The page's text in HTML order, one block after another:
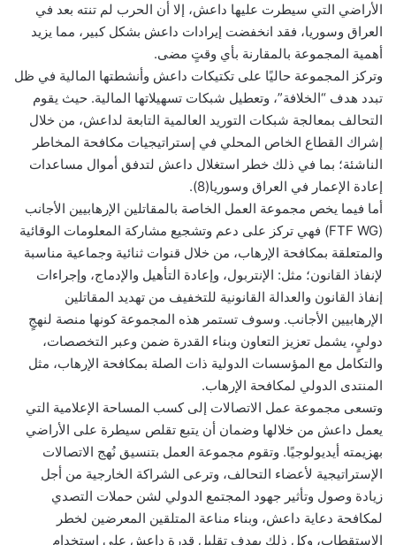
الأراضي التي سيطرت عليها داعش، إلا أن الحرب لم تنته بعد في
العراق وسوريا، فقد انخفضت إيرادات داعش بشكل كبير، مما يزيد
أهمية المجموعة بالمقارنة بأي وقتٍ مضى.
وتركز المجموعة حاليًا على تكتيكات داعش وأنشطتها المالية في ظل
تبدد هدف “الخلافة”، وتعطيل شبكات تسهيلاتها المالية. حيث يقوم
التحالف بمعالجة شبكات التوريد العالمية التابعة لداعش، من خلال
إشراك القطاع الخاص المحلي في إستراتيجيات مكافحة المخاطر
الناشئة؛ بما في ذلك خطر استغلال داعش لتدفق أموال مساعدات
إعادة الإعمار في العراق وسوريا(8).
أما فيما يخص مجموعة العمل الخاصة بالمقاتلين الإرهابيين الأجانب
(FTF WG) فهي تركز على دعم وتشجيع مشاركة المعلومات الوقائية
والمتعلقة بمكافحة الإرهاب، من خلال قنوات ثنائية وجماعية مناسبة
لإنفاذ القانون؛ مثل: الإنتربول، وإعادة التأهيل والإدماج، وإجراءات
إنفاذ القانون والعدالة القانونية للتخفيف من تهديد المقاتلين
الإرهابيين الأجانب. وسوف تستمر هذه المجموعة كونها منصة لنهجٍ
دوليٍ، يشمل تعزيز التعاون وبناء القدرة ضمن وعبر التخصصات،
والتكامل مع المؤسسات الدولية ذات الصلة بمكافحة الإرهاب، مثل
المنتدى الدولي لمكافحة الإرهاب.
وتسعى مجموعة عمل الاتصالات إلى كسب المساحة الإعلامية التي
يعمل داعش من خلالها وضمان أن يتبع تقلص سيطرة على الأراضي
بهزيمته أيديولوجيًا. وتقوم مجموعة العمل بتنسيق نُهج الاتصالات
الإستراتيجية لأعضاء التحالف، وترعى الشراكة الخارجية من أجل
زيادة وصول وتأثير جهود المجتمع الدولي لشن حملات التصدي
لمكافحة دعاية داعش، وبناء مناعة المتلقين المعرضين لخطر
الاستقطاب، وكل ذلك بهدف تقليل قدرة داعش على استخدام